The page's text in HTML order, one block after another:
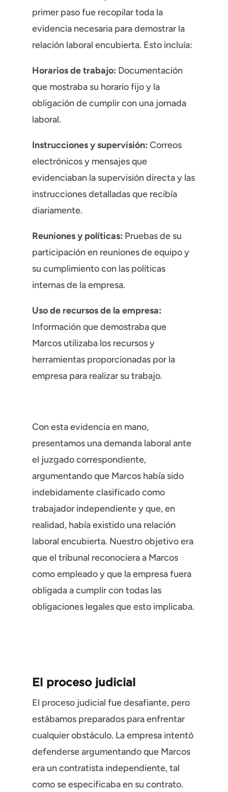
primer paso fue recopilar toda la
evidencia necesaria para demostrar la
relación laboral encubierta. Esto incluía:
Horarios de trabajo: Documentación
que mostraba su horario fijo y la
obligación de cumplir con una jornada
laboral.
Instrucciones y supervisión: Correos
electrónicos y mensajes que
evidenciaban la supervisión directa y las
instrucciones detalladas que recibía
diariamente.
Reuniones y políticas: Pruebas de su
participación en reuniones de equipo y
su cumplimiento con las políticas
internas de la empresa.
Uso de recursos de la empresa:
Información que demostraba que
Marcos utilizaba los recursos y
herramientas proporcionadas por la
empresa para realizar su trabajo.
Con esta evidencia en mano,
presentamos una demanda laboral ante
el juzgado correspondiente,
argumentando que Marcos había sido
indebidamente clasificado como
trabajador independiente y que, en
realidad, había existido una relación
laboral encubierta. Nuestro objetivo era
que el tribunal reconociera a Marcos
como empleado y que la empresa fuera
obligada a cumplir con todas las
obligaciones legales que esto implicaba.
El proceso judicial
El proceso judicial fue desafiante, pero
estábamos preparados para enfrentar
cualquier obstáculo. La empresa intentó
defenderse argumentando que Marcos
era un contratista independiente, tal
como se especificaba en su contrato.